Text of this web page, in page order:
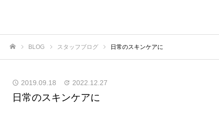
BLOG スタッフブログ 日常のスキンケアに
2019.09.18 2022.12.27
日常のスキンケアに